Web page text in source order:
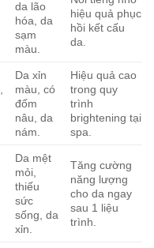
da lão
hóa, da
sạm
màu.
hiệu quả phục
hồi kết cấu
da.
Da xỉn
màu, có
đốm
nâu, da
nám.
Hiệu quả cao
trong quy
trình
brightening tại
spa.
Da mệt
mỏi,
thiếu
sức
sống, da
xỉn.
Tăng cường
năng lượng
cho da ngay
sau 1 liệu
trình.